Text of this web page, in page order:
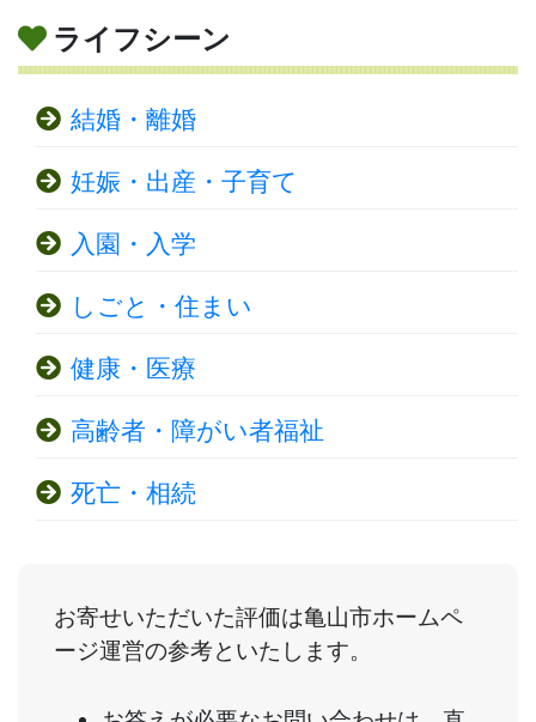
ライフシーン
結婚・離婚
妊娠・出産・子育て
入園・入学
しごと・住まい
健康・医療
高齢者・障がい者福祉
死亡・相続